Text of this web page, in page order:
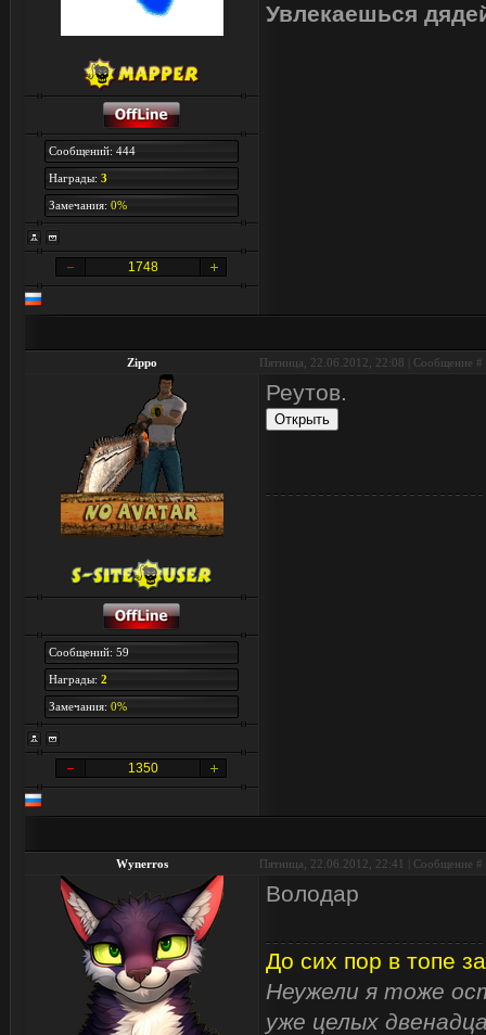
Сообщений: 444
Награды: 3
Замечания: 0%
1748
Увлекаешься
Zippo Пятница, 22.06.2012, 22:08 | Сообщение #
Сообщений: 59
Награды: 2
Замечания: 0%
1350
Реутов.
Wynerros Пятница, 22.06.2012, 22:41 | Сообщение #
Володар
До сих пор в топе
Неужели я тоже
уже целых